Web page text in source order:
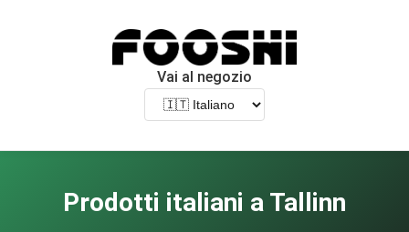
Vai al negozio
Prodotti italiani a Tallinn